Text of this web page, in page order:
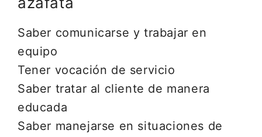
Saber comunicarse y trabajar en
equipo
Tener vocación de servicio
Saber tratar al cliente de manera
educada
Saber manejarse en situaciones de